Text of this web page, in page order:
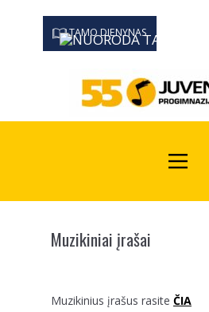
TAMO DIENYNAS
0667 19366
Muzikiniai įrašai
Muzikinius įrašus rasite ČIA